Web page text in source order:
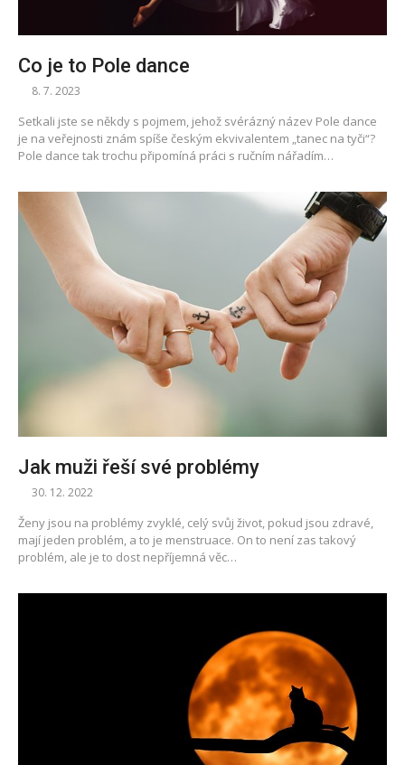
Co je to Pole dance
8. 7. 2023
Setkali jste se někdy s pojmem, jehož svérázný název Pole dance
je na veřejnosti znám spíše českým ekvivalentem „tanec na tyči“?
Pole dance tak trochu připomíná práci s ručním nářadím…
Jak muži řeší své problémy
30. 12. 2022
Ženy jsou na problémy zvyklé, celý svůj život, pokud jsou zdravé,
mají jeden problém, a to je menstruace. On to není zas takový
problém, ale je to dost nepříjemná věc…